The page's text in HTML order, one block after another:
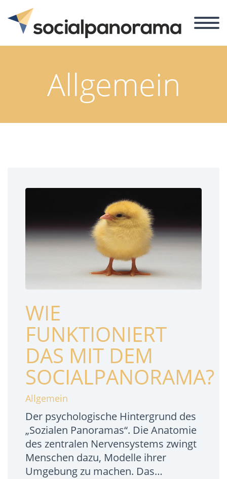
Allgemein
WIE
FUNKTIONIERT
DAS MIT DEM
SOCIALPANORAMA?
Allgemein
Der psychologische Hintergrund des
„Sozialen Panoramas“. Die Anatomie
des zentralen Nervensystems zwingt
Menschen dazu, Modelle ihrer
Umgebung zu machen. Das…